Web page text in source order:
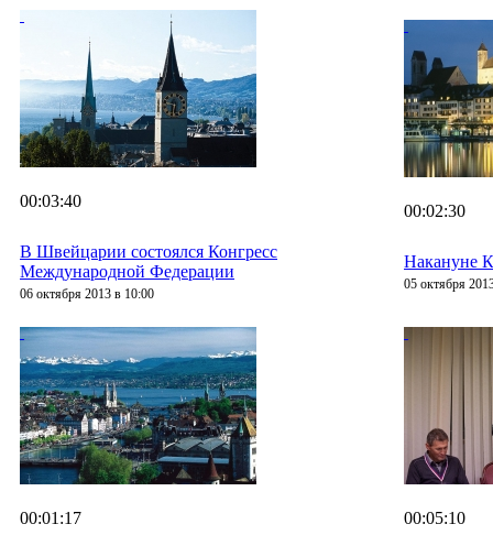
00:03:40
В Швейцарии состоялся Конгресс
Международной Федерации
06 октября 2013 в 10:00
00:02:30
Накануне
05 октября
00:01:17 00:05:10